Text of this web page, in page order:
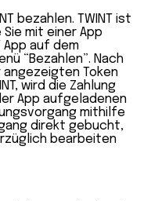
bezahlen. TWINT ist
mit einer App
App auf dem
“Bezahlen”. Nach
angezeigten Token
wird die Zahlung
App aufgeladenen
mithilfe
direkt gebucht,
bearbeiten